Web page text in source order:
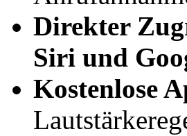
Direkter
Siri und
Kostenlose